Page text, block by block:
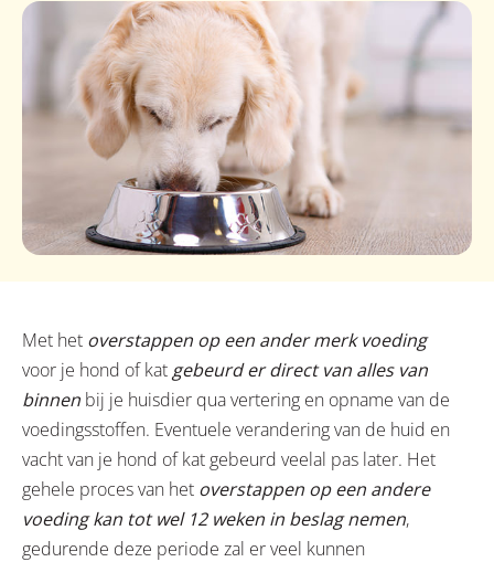
Met het overstappen op een ander merk voeding
voor je hond of kat gebeurd er direct van alles van
binnen bij je huisdier qua vertering en opname van de
voedingsstoffen. Eventuele verandering van de huid en
vacht van je hond of kat gebeurd veelal pas later. Het
gehele proces van het overstappen op een andere
voeding kan tot wel 12 weken in beslag nemen,
gedurende deze periode zal er veel kunnen